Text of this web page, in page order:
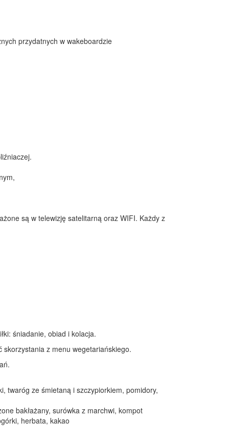
przydatnych w wakeboardzie
są w telewizję satelitarną oraz WIFI. Każdy z
śniadanie, obiad i kolacja.
z menu wegetariańskiego.
twaróg ze śmietaną i szczypiorkiem, pomidory,
bakłażany, surówka z marchwi, kompot
herbata, kakao